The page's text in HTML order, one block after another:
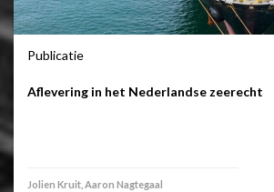
Publicatie
Aflevering in het Nederlandse zeerecht
Jolien Kruit, Aaron Nagtegaal